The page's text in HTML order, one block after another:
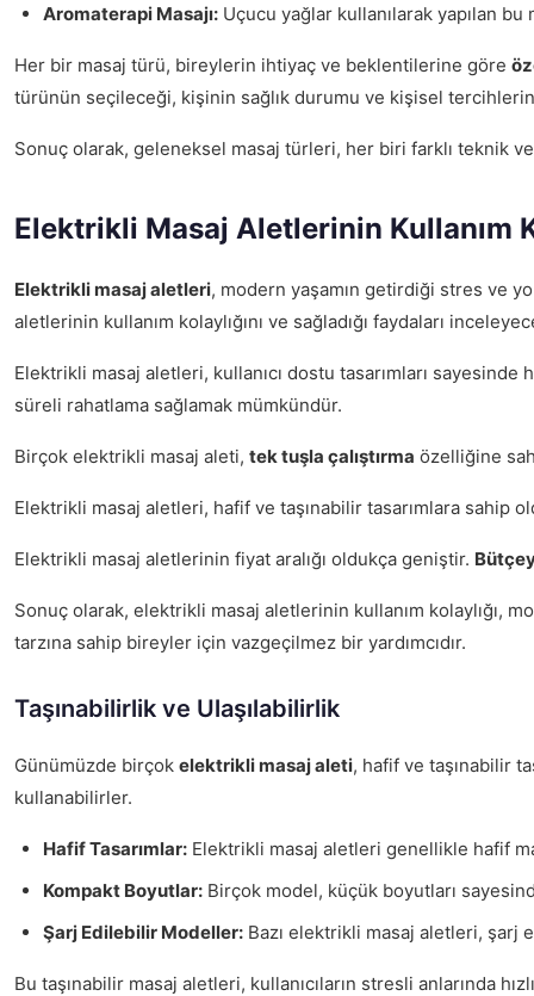
Aromaterapi Masajı: Uçucu yağlar kullanılarak yapılan
Her bir masaj türü, bireylerin ihtiyaç ve beklentilerine göre
türünün seçileceği, kişinin sağlık durumu ve kişisel
Sonuç olarak, geleneksel masaj türleri, her biri farklı teknik
Elektrikli Masaj Aletlerinin Kullanım
Elektrikli masaj aletleri, modern yaşamın getirdiği stres ve
aletlerinin kullanım kolaylığını ve sağladığı faydaları
Elektrikli masaj aletleri, kullanıcı dostu tasarımları
süreli rahatlama sağlamak mümkündür.
Birçok elektrikli masaj aleti, tek tuşla çalıştırma özelliğine
Elektrikli masaj aletleri, hafif ve taşınabilir tasarımlara sahip
Elektrikli masaj aletlerinin fiyat aralığı oldukça geniştir.
Sonuç olarak, elektrikli masaj aletlerinin kullanım kolaylığı,
tarzına sahip bireyler için vazgeçilmez bir yardımcıdır.
Taşınabilirlik ve Ulaşılabilirlik
Günümüzde birçok elektrikli masaj aleti, hafif ve taşınabilir
kullanabilirler.
Hafif Tasarımlar: Elektrikli masaj aletleri genellikle hafif
Kompakt Boyutlar: Birçok model, küçük boyutları
Şarj Edilebilir Modeller: Bazı elektrikli masaj aletleri, şarj
Bu taşınabilir masaj aletleri, kullanıcıların stresli anlarında